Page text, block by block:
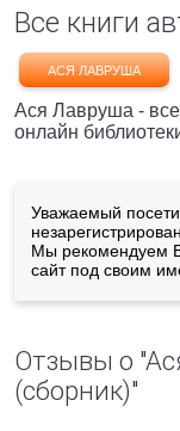
Все книги
АСЯ ЛАВРУША
Ася Лавруша - все
онлайн
Уважаемый
Мы рекомендуем
сайт под своим
Отзывы о
(сборник)"